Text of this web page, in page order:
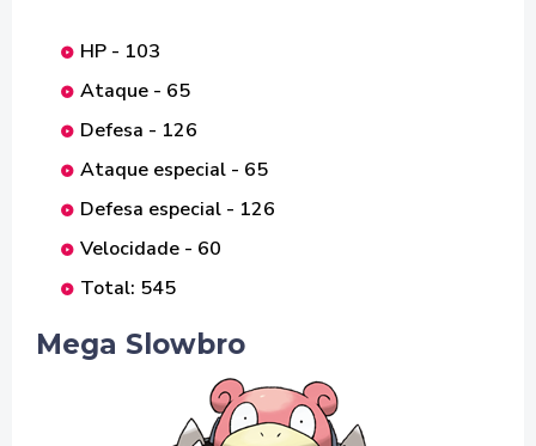
HP - 103
Ataque - 65
Defesa - 126
Ataque especial - 65
Defesa especial - 126
Velocidade - 60
Total: 545
Mega Slowbro